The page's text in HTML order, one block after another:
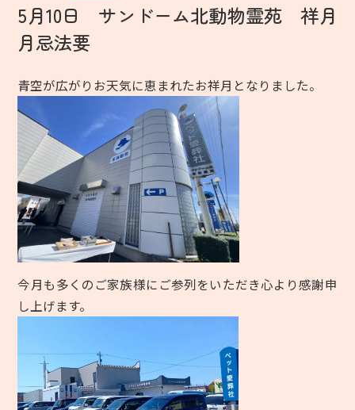
5月10日 サンドーム北動物霊苑 祥月
月忌法要
青空が広がりお天気に恵まれたお祥月となりました。
今月も多くのご家族様にご参列をいただき心より感謝申
し上げます。